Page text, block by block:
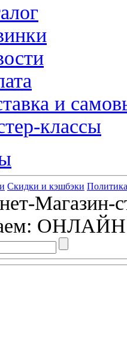
и
классы
Скидки и кэшбэки
Магазин-
ОНЛАЙН